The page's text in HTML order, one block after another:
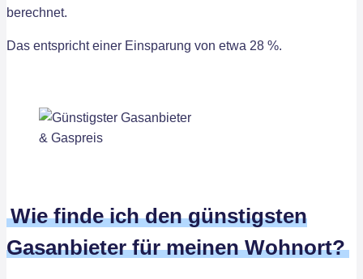
berechnet.
Das entspricht einer Einsparung von etwa 28 %.
Wie finde ich den günstigsten
Gasanbieter für meinen Wohnort?